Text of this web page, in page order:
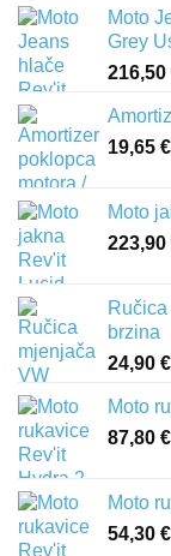
Moto
Grey
216,50
19,65 €
Moto
223,90
brzina
24,90 €
Moto
87,80 €
Moto
54,30 €